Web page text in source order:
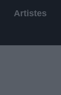
Artistes